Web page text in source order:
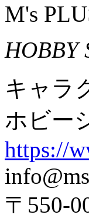
M's
HOBBY
キャラ
ホビー
https://
〒550-